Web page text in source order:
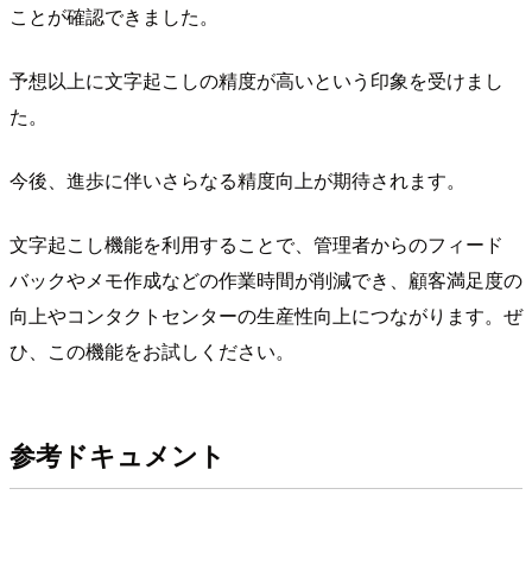
ことが確認できました。
予想以上に文字起こしの精度が高いという印象を受けまし
た。
今後、進歩に伴いさらなる精度向上が期待されます。
文字起こし機能を利用することで、管理者からのフィード
バックやメモ作成などの作業時間が削減でき、顧客満足度の
向上やコンタクトセンターの生産性向上につながります。ぜ
ひ、この機能をお試しください。
参考ドキュメント